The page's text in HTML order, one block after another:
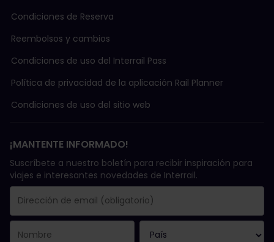
Condiciones de Reserva
Reembolsos y cambios
Condiciones de uso del Interrail Pass
Política de privacidad de la aplicación Rail Planner
Condiciones de uso del sitio web
¡MANTENTE INFORMADO!
Suscríbete a nuestro boletín para recibir inspiración para
viajes e interesantes novedades de Interrail.